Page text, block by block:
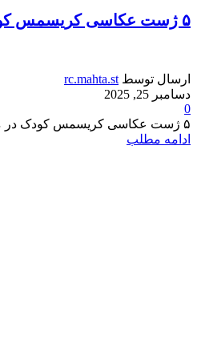
۵ ژست عکاسی کریسمس کودک در منزل با موبایل (آموزش قدم‌به‌قدم)
ارسال توسط rc.mahta.st
دسامبر 25, 2025
0
۵ ژست عکاسی کریسمس کودک در منزل با موبایل (آموزش قدم‌به‌قدم) کریسمس و شروع سال نو میلادی، فقط جشن ب...
ادامه مطلب